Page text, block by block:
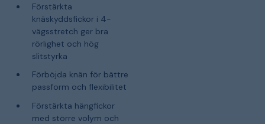
Förstärkta
knäskyddsfickor i 4-
vägsstretch ger bra
rörlighet och hög
slitstyrka
Förböjda knän för bättre
passform och flexibilitet
Förstärkta hängfickor
med större volym och